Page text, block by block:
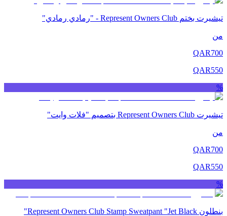
تيشيرت بختم Represent Owners Club - "رمادي رمادي"
من
QAR700
QAR550
%
تيشيرت Represent Owners Club بتصميم "فلات وايت"
من
QAR700
QAR550
%
بنطلون Represent Owners Club Stamp Sweatpant "Jet Black"